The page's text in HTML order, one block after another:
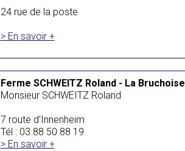
24 rue de la poste
> En savoir +
Ferme SCHWEITZ Roland - La Bruchoise
Monsieur SCHWEITZ Roland
7 route d'Innenheim
Tél : 03 88 50 88 19
> En savoir +